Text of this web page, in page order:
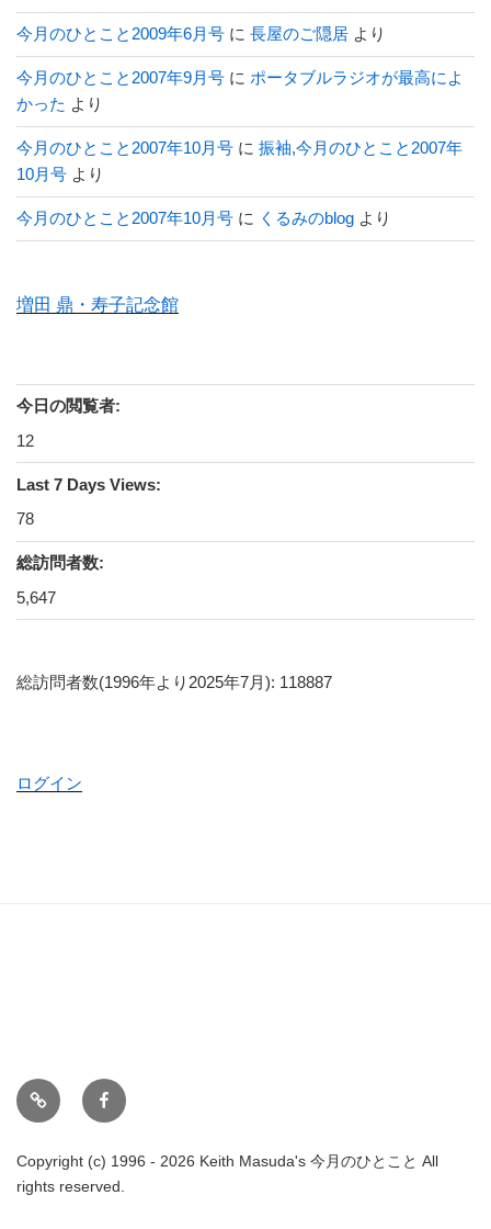
今月のひとこと2009年6月号 に 長屋のご隠居 より
今月のひとこと2007年9月号 に ポータブルラジオが最高によ
かった より
今月のひとこと2007年10月号 に 振袖,今月のひとこと2007年
10月号 より
今月のひとこと2007年10月号 に くるみのblog より
増田 鼎・寿子記念館
今日の閲覧者:
12
Last 7 Days Views:
78
総訪問者数:
5,647
総訪問者数(1996年より2025年7月): 118887
ログイン
ホ
ー
Face
book
Copyright (c) 1996 - 2026 Keith Masuda's 今月のひとこと All
rights reserved.